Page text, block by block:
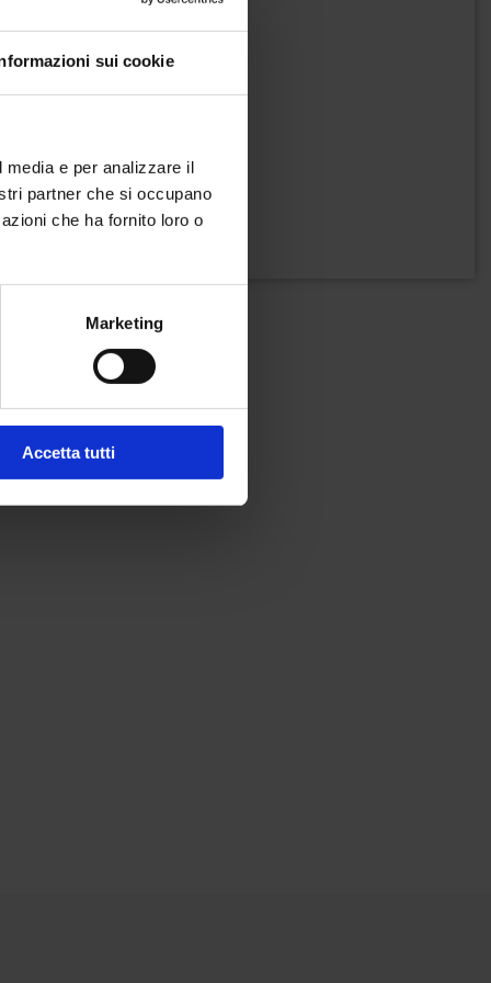
sui cookie
e per analizzare il
partner che si occupano
che ha fornito loro o
Marketing
Accetta tutti